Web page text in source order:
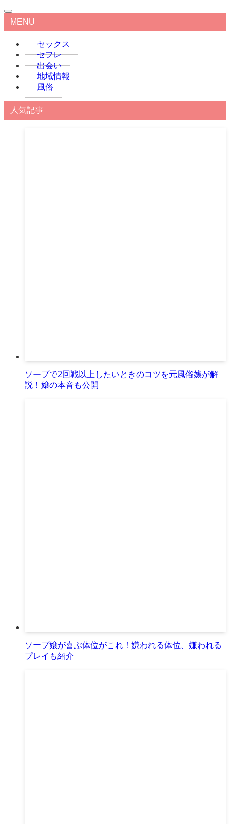
MENU
セックス
セフレ
出会い
地域情報
風俗
人気記事
ソープで2回戦以上したいときのコツを元風俗嬢が解
説！嬢の本音も公開
ソープ嬢が喜ぶ体位がこれ！嫌われる体位、嫌われる
プレイも紹介